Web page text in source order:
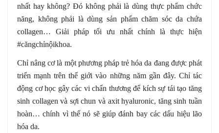
nhất hay không? Đó không phải là dùng thực phẩm chức
năng, không phải là dùng sản phẩm chăm sóc da chứa
collagen… Giải pháp tối ưu nhất chính là thực hiện
#căngchỉnộikhoa.
Chỉ nâng cơ là một phương pháp trẻ hóa da đang được phát
triển mạnh trên thế giới vào những năm gần đây. Chỉ tác
động cơ học gây các vi chấn thương để kích sự tái tạo tăng
sinh collagen và sợi chun và axit hyaluronic, tăng sinh tuần
hoàn… chính vì thế nó sẽ giúp đánh bay các dấu hiệu lão
hóa da.